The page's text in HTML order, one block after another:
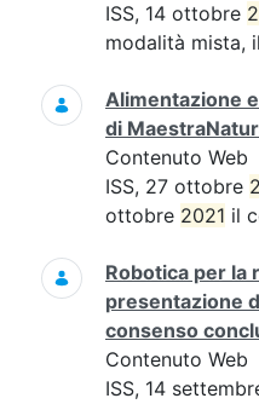
ISS, 14 ottobre
modalità mista,
Alimentazione
di
Contenuto Web
ISS, 27 ottobre
ottobre 2021 il
Robotica per la
presentazione
consenso
Contenuto Web
ISS, 14